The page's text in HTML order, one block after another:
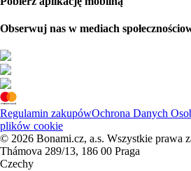
Obserwuj nas w mediach
Regulamin zakupówOchrona Danych
plików cookie
© 2026 Bonami.cz, a.s. Wszystkie prawa
Thámova 289/13, 186 00 Praga
Czechy